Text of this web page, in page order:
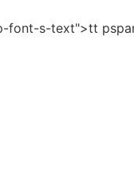
font-s-text">tt